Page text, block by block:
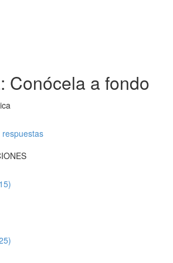
Conócela a fondo